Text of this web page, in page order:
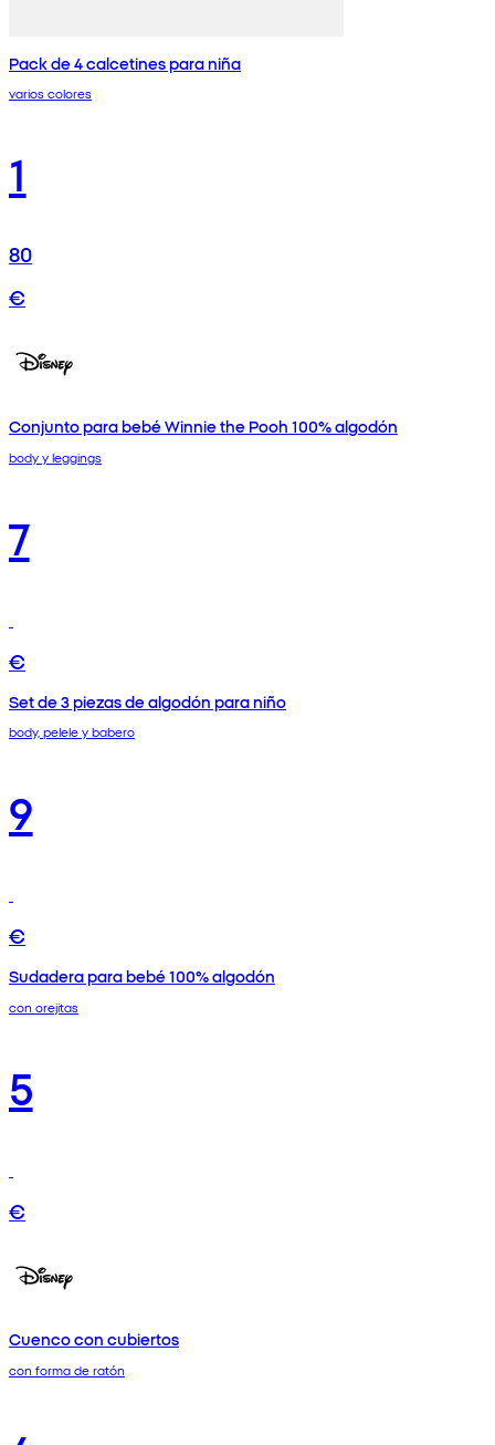
Pack de 4 calcetines para niña
varios colores
1
80
€
Conjunto para bebé Winnie the Pooh 100% algodón
body y leggings
7
€
Set de 3 piezas de algodón para niño
body, pelele y babero
9
€
Sudadera para bebé 100% algodón
con orejitas
5
€
Cuenco con cubiertos
con forma de ratón